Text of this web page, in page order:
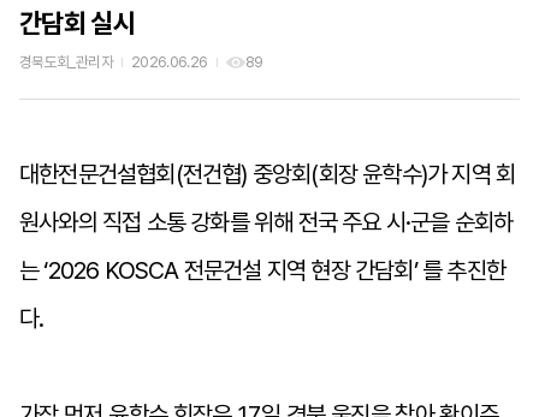
간담회 실시
경북도회_관리자 2026.06.26 89
대한전문건설협회 (전건협) 중앙회 (회장 윤학수)가 지역 회
원사와의 직접 소통 강화를 위해 전국 주요 시 ·군을 순회하
는‘2026 KOSCA전문건설 지역 현장 간담회’를 추진한
다.